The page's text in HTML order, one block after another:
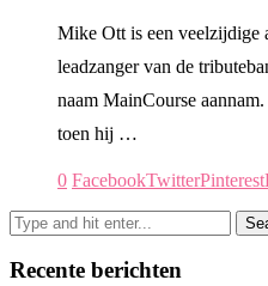
Mike Ott is een veelzijdige
leadzanger van de
naam MainCourse
toen hij …
0 FacebookTwitterPinterest
Recente berichten